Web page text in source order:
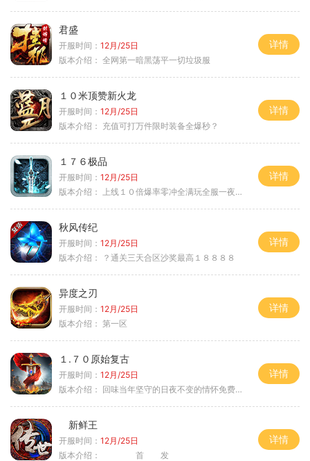
君盛
开服时间： 12月/25日
版本介绍： 全网第一暗黑荡平一切垃圾服
详情
１０米顶赞新火龙
开服时间： 12月/25日
版本介绍： 充值可打万件限时装备全爆秒？
详情
１７６极品
开服时间： 12月/25日
版本介绍：
上线１０倍爆率零冲全满玩全服一夜终极
详情
秋风传纪
开服时间： 12月/25日
版本介绍：
？通关三天合区沙奖最高１８８８８
详情
异度之刃
开服时间： 12月/25日
版本介绍： 第一区
详情
１.７０原始复古
开服时间： 12月/25日
版本介绍： 回味当年坚守的日夜不变的情怀免费绿色
详情
新鲜王
开服时间： 12月/25日
版本介绍：
首 发
详情